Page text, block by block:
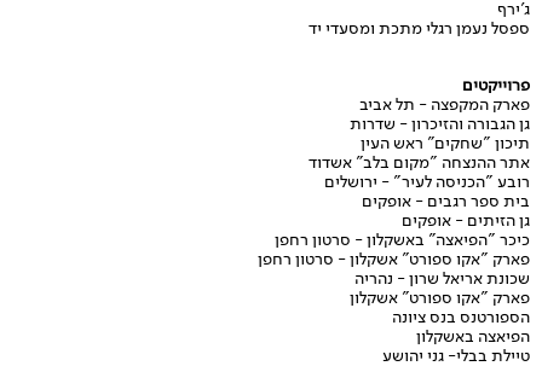
ג'ירף
ספסל נעמן רגלי מתכת ומסעדי יד
פרוייקטים
פארק המקפצה - תל אביב
גן הגבורה והזיכרון - שדרות
תיכון "שחקים" ראש העין
אתר ההנצחה "מקום בלב" אשדוד
רובע "הכניסה לעיר" - ירושלים
בית ספר רגבים - אופקים
גן הזיתים - אופקים
כיכר "הפיאצה" באשקלון - סרטון רחפן
פארק "אקו ספורט" אשקלון - סרטון רחפן
שכונת אריאל שרון - נהריה
פארק "אקו ספורט" אשקלון
הספורטנס בנס ציונה
הפיאצה באשקלון
טיילת בבלי- גני יהושע